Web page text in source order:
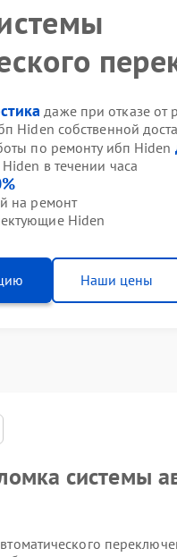
даже при отказе от
Hiden собственной
по ремонту ибп Hiden
в течении часа
на ремонт
Hiden
Наши цены
системы